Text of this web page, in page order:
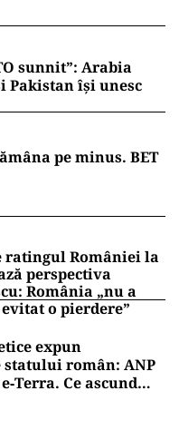
sunnit”: Arabia
Pakistan își unesc
pe minus. BET
ratingul României la
perspectiva
România „nu a
o pierdere”
expun
român: ANP
Ce ascund